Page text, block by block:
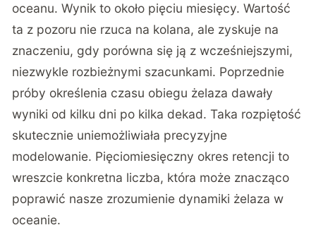
oceanu. Wynik to około pięciu miesięcy. Wartość
ta z pozoru nie rzuca na kolana, ale zyskuje na
znaczeniu, gdy porówna się ją z wcześniejszymi,
niezwykle rozbieżnymi szacunkami. Poprzednie
próby określenia czasu obiegu żelaza dawały
wyniki od kilku dni po kilka dekad. Taka rozpiętość
skutecznie uniemożliwiała precyzyjne
modelowanie. Pięciomiesięczny okres retencji to
wreszcie konkretna liczba, która może znacząco
poprawić nasze zrozumienie dynamiki żelaza w
oceanie.